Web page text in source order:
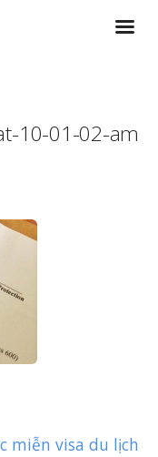
10-01-02-am
miễn visa du lịch